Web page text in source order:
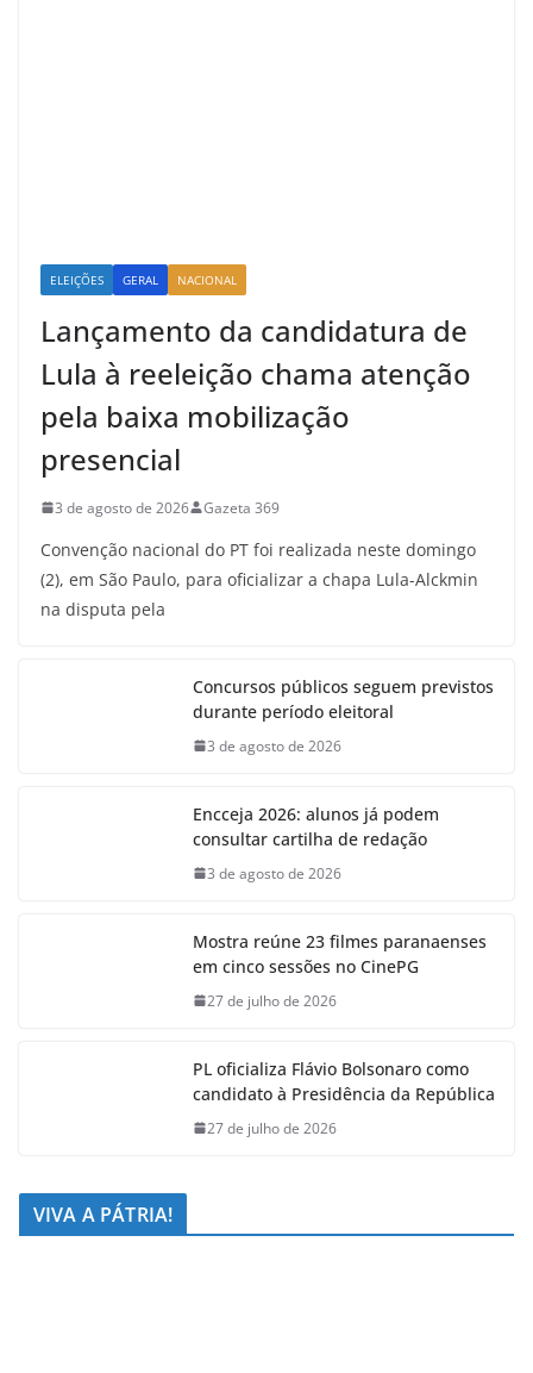
ELEIÇÕES GERAL NACIONAL
Lançamento da candidatura de
Lula à reeleição chama atenção
pela baixa mobilização
presencial
3 de agosto de 2026 Gazeta 369
Convenção nacional do PT foi realizada neste domingo
(2), em São Paulo, para oficializar a chapa Lula-Alckmin
na disputa pela
Concursos públicos seguem previstos
durante período eleitoral
3 de agosto de 2026
Encceja 2026: alunos já podem
consultar cartilha de redação
3 de agosto de 2026
Mostra reúne 23 filmes paranaenses
em cinco sessões no CinePG
27 de julho de 2026
PL oficializa Flávio Bolsonaro como
candidato à Presidência da República
27 de julho de 2026
VIVA A PÁTRIA!